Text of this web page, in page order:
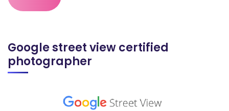
Google street view certified
photographer